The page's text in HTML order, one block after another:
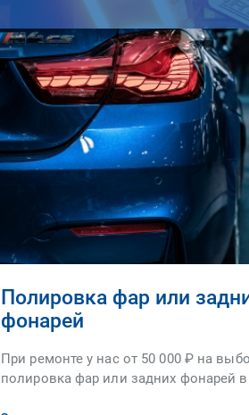
Полировка фар или
фонарей
При ремонте у нас от 50 000 ₽ на
полировка фар или задних фонарей